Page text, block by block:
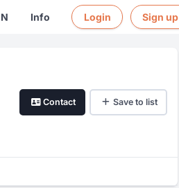
Info Login Sign up
Contact Save to list